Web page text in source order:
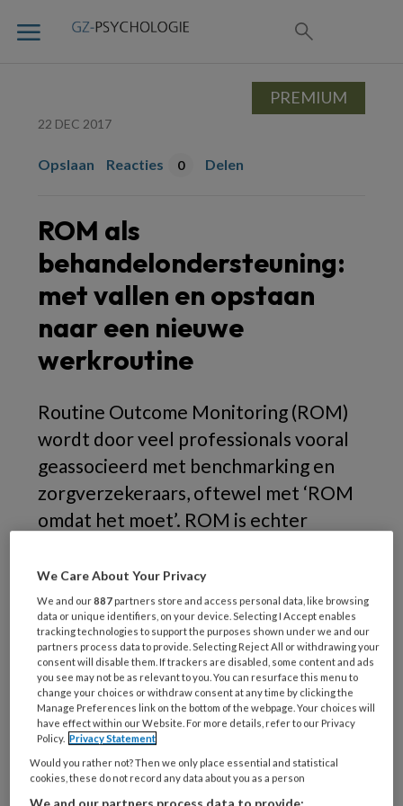
22 DEC 2017
Opslaan Reacties 0 Delen
ROM als
behandelondersteuning:
met vallen en opstaan
naar een nieuwe
werkroutine
Routine Outcome Monitoring (ROM)
wordt door veel professionals vooral
geassocieerd met benchmarking en
zorgverzekeraars, oftewel met ‘ROM
omdat het moet’. ROM is echter
ondersteuningsinstrument, met
aangetoond nut voor behandelaar en
cliënt.
In een (dag)klinisch behandelcentrum voor
cliënten met een persoonlijkheidsstoornis is de
ROM omgevormd tot een
behandelinstrument. Hierdoor nam het ROM-
gebruik in de individuele behandeling toe, zo
PREMIUM
We Care About Your Privacy
We and our887 partners store and access personal data, like browsing
data or unique identifiers, on your device. Selecting I Accept enables
tracking technologies to support the purposes shown under we and our
partners process data to provide. Selecting Reject All or withdrawing your
consent will disable them. If trackers are disabled, some content and ads
you see may not be as relevant to you. You can resurface this menu to
change your choices or withdraw consent at any time by clicking the
Manage Preferences link on the bottom of the webpage. Your choices will
have effect within our Website. For more details, refer to our Privacy
Policy. Privacy Statement
Would you rather not? Then we only place essential and statistical
cookies, these do not record any data about you as a person
We and our partners process data to provide: